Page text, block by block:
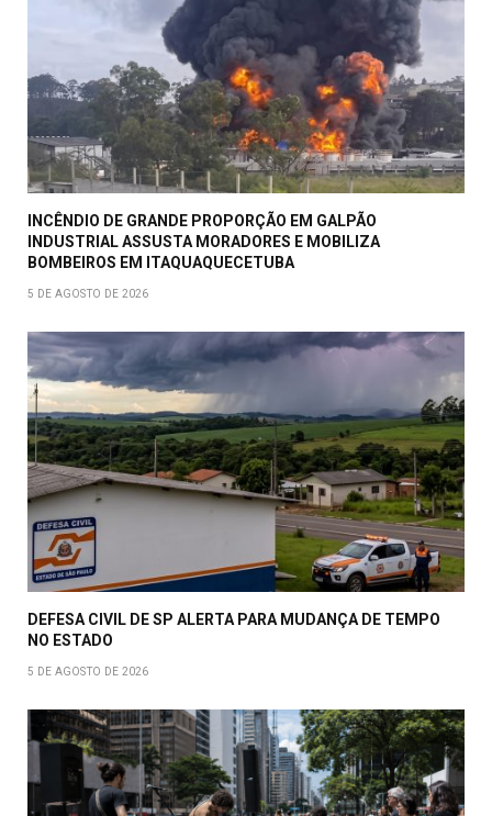
INCÊNDIO DE GRANDE PROPORÇÃO EM GALPÃO
INDUSTRIAL ASSUSTA MORADORES E MOBILIZA
BOMBEIROS EM ITAQUAQUECETUBA
5 DE AGOSTO DE 2026
DEFESA CIVIL DE SP ALERTA PARA MUDANÇA DE TEMPO
NO ESTADO
5 DE AGOSTO DE 2026